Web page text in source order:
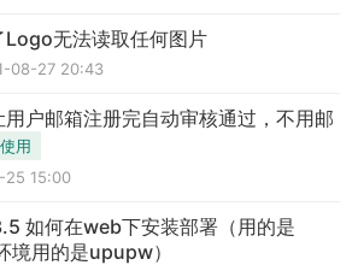
Logo无法读取任何图片
08-27 20:43
户邮箱注册完自动审核通过，不用邮
用
25 15:00
如何在web下安装部署（用的是
用的是upupw）